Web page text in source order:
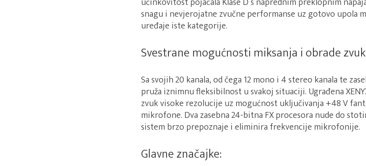
snagu i nevjerojatne zvučne performanse uz gotovo upola
uređaje iste kategorije.
Svestrane mogućnosti miksanja i obrade
Sa svojih 20 kanala, od čega 12 mono i 4 stereo kanala te
pruža iznimnu fleksibilnost u svakoj situaciji. Ugrađena
zvuk visoke rezolucije uz mogućnost uključivanja +48 V
mikrofone. Dva zasebna 24-bitna FX procesora nude do
sistem brzo prepoznaje i eliminira frekvencije mikrofonije.
Glavne značajke: